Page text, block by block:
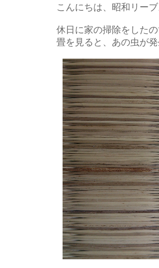
こんにちは、昭和リー
休日に家の掃除をした
畳を見ると、あの虫が